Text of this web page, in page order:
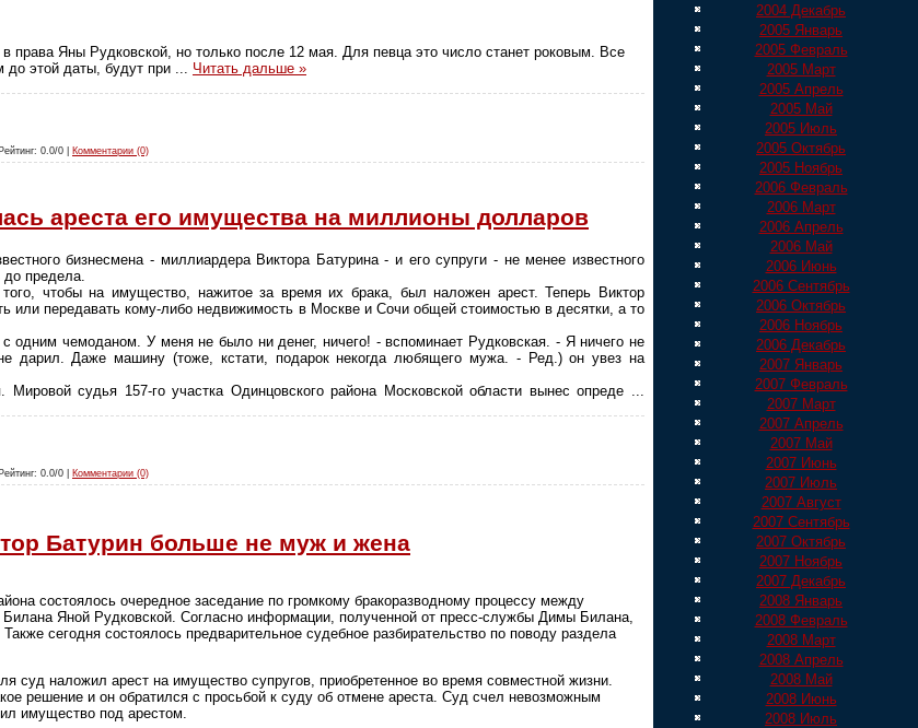
права Яны Рудковской, но только после 12 мая. Для певца это число станет роковым. Все
до этой даты, будут при
Читать дальше »
0.0/0 | Комментарии (0)
ареста его имущества на миллионы долларов
бизнесмена - миллиардера Виктора Батурина - и его супруги - не менее известного
предела.
чтобы на имущество, нажитое за время их брака, был наложен арест. Теперь Виктор
или передавать кому-либо недвижимость в Москве и Сочи общей стоимостью в десятки, а то
одним чемоданом. У меня не было ни денег, ничего! - вспоминает Рудковская. - Я ничего не
дарил. Даже машину (тоже, кстати, подарок некогда любящего мужа. - Ред.) он увез на
судья 157-го участка Одинцовского района Московской области вынес опреде ...
0.0/0 | Комментарии (0)
Батурин больше не муж и жена
состоялось очередное заседание по громкому бракоразводному процессу между
Яной Рудковской. Согласно информации, полученной от пресс-службы Димы Билана,
сегодня состоялось предварительное судебное разбирательство по поводу раздела
суд наложил арест на имущество супругов, приобретенное во время совместной жизни.
решение и он обратился с просьбой к суду об отмене ареста. Суд счел невозможным
имущество под арестом.
2004 Декабрь
2005 Январь
2005 Февраль
2005 Март
2005 Апрель
2005 Май
2005 Июль
2005 Октябрь
2005 Ноябрь
2006 Февраль
2006 Март
2006 Апрель
2006 Май
2006 Июнь
2006 Сентябрь
2006 Октябрь
2006 Ноябрь
2006 Декабрь
2007 Январь
2007 Февраль
2007 Март
2007 Апрель
2007 Май
2007 Июнь
2007 Июль
2007 Август
2007 Сентябрь
2007 Октябрь
2007 Ноябрь
2007 Декабрь
2008 Январь
2008 Февраль
2008 Март
2008 Апрель
2008 Май
2008 Июнь
2008 Июль